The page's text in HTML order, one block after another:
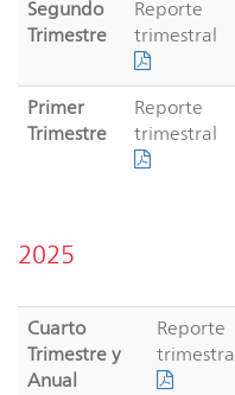
Segundo
Trimestre
Reporte
trimestral
Primer
Trimestre
Reporte
trimestral
2025
Cuarto
Trimestre y
Anual
Reporte
trimestral